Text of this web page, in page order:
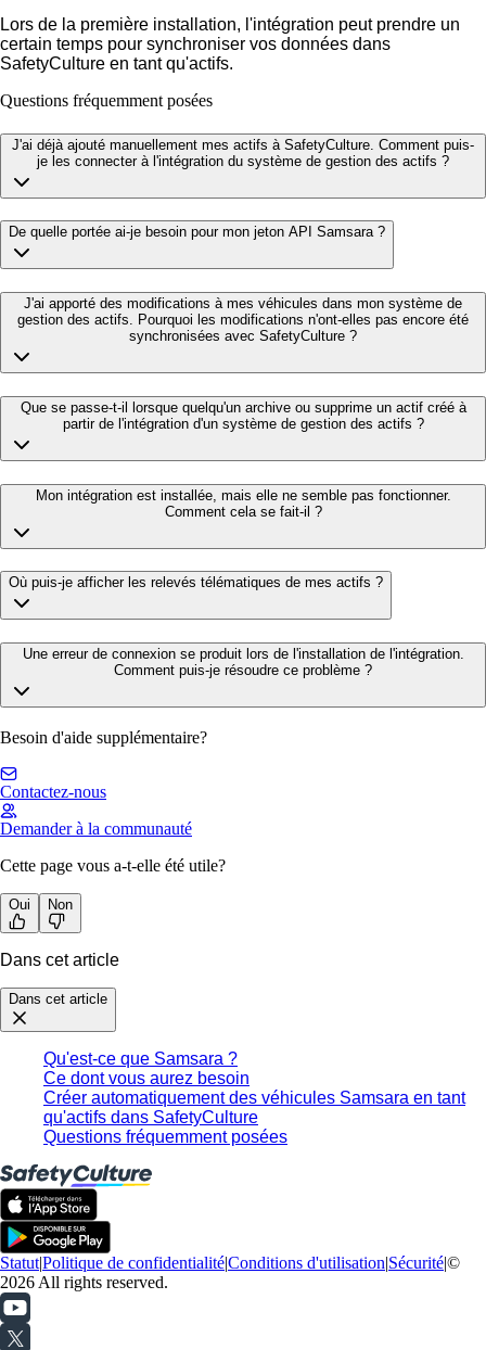
Lors de la première installation, l'intégration peut prendre un
certain temps pour synchroniser vos données dans
SafetyCulture en tant qu'actifs.
Questions fréquemment posées
J'ai déjà ajouté manuellement mes actifs à SafetyCulture. Comment puis-
je les connecter à l'intégration du système de gestion des actifs ?
De quelle portée ai-je besoin pour mon jeton API Samsara ?
J'ai apporté des modifications à mes véhicules dans mon système de
gestion des actifs. Pourquoi les modifications n'ont-elles pas encore été
synchronisées avec SafetyCulture ?
Que se passe-t-il lorsque quelqu'un archive ou supprime un actif créé à
partir de l'intégration d'un système de gestion des actifs ?
Mon intégration est installée, mais elle ne semble pas fonctionner.
Comment cela se fait-il ?
Où puis-je afficher les relevés télématiques de mes actifs ?
Une erreur de connexion se produit lors de l'installation de l'intégration.
Comment puis-je résoudre ce problème ?
Besoin d'aide supplémentaire?
Contactez-nous
Demander à la communauté
Cette page vous a-t-elle été utile?
Oui Non
Dans cet article
Dans cet article
Qu'est-ce que Samsara ?
Ce dont vous aurez besoin
Créer automatiquement des véhicules Samsara en tant
qu'actifs dans SafetyCulture
Questions fréquemment posées
Statut|Politique de confidentialité|Conditions d'utilisation|Sécurité|©
2026 All rights reserved.